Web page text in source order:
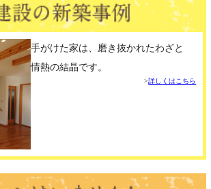
手がけた家は、磨き抜かれたわざと
情熱の結晶です。
詳しくはこちら